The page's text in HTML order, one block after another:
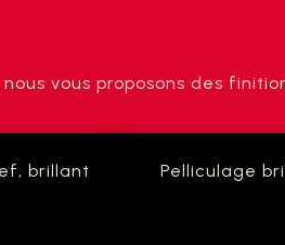
vous proposons des
brillant
Pelliculage